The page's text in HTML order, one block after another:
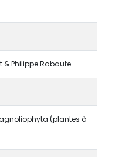
& Philippe Rabaute
(plantes à